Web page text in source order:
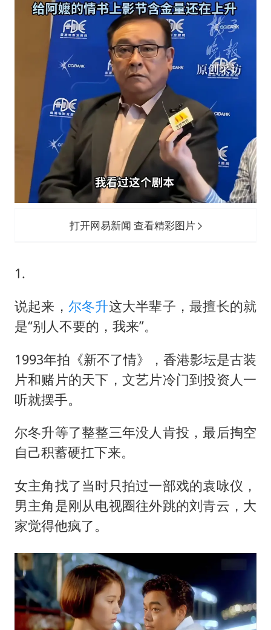
打开网易新闻 查看精彩图片
1.
说起来， 尔冬升这大半辈子，最擅长的就
是“别人不要的，我来”。
1993年拍《新不了情》，香港影坛是古装
片和赌片的天下，文艺片冷门到投资人一
听就摆手。
尔冬升等了整整三年没人肯投，最后掏空
自己积蓄硬扛下来。
女主角找了当时只拍过一部戏的袁咏仪，
男主角是刚从电视圈往外跳的刘青云，大
家觉得他疯了。